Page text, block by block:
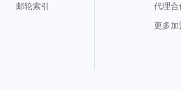
邮轮索引
代理合
更多加